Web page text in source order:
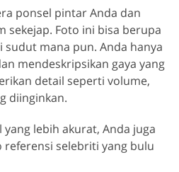
ponsel pintar Anda dan
sekejap. Foto ini bisa berupa
mana pun. Anda hanya
mendeskripsikan gaya yang
detail seperti volume,
diinginkan.
lebih akurat, Anda juga
selebriti yang bulu